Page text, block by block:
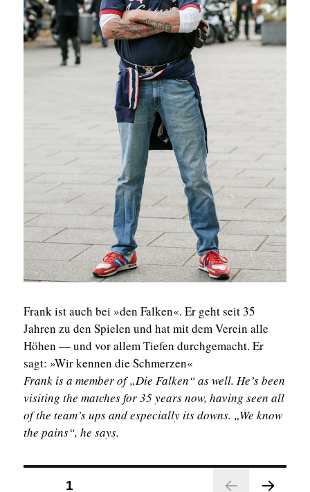
Frank ist auch bei »den Falken«. Er geht seit 35
Jahren zu den Spielen und hat mit dem Verein alle
Höhen — und vor allem Tiefen durchgemacht. Er
sagt: »Wir kennen die Schmerzen«
Frank is a member of „Die Falken“ as well. He’s been
visiting the matches for 35 years now, having seen all
of the team’s ups and especially its downs. „We know
the pains“, he says.
Seitennummerierung
1